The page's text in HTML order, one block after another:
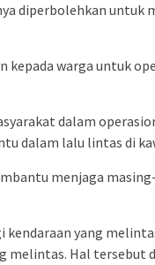
diperbolehkan untuk
warga untuk
dalam
dalam lalu lintas di
menjaga
kendaraan yang
melintas. Hal tersebut